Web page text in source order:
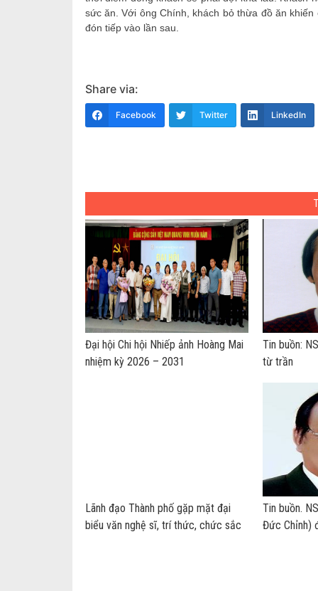
sức ăn. Với ông Chính, khách bỏ thừa đồ ăn
đón tiếp vào lần sau.
Share via:
Facebook Twitter LinkedIn
Đại hội Chi hội Nhiếp ảnh Hoàng Mai
nhiệm kỳ 2026 – 2031
Tin buồn:
từ trần
Lãnh đạo Thành phố gặp mặt đại
biểu văn nghệ sĩ, trí thức, chức sắc
Tin buồn.
Đức Chỉnh)